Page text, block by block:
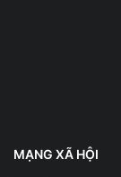
MẠNG XÃ HỘI